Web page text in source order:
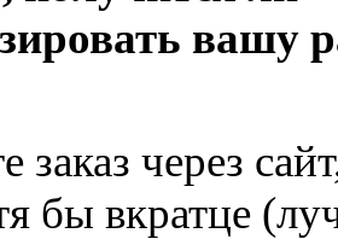
вашу
заказ через
бы вкратце